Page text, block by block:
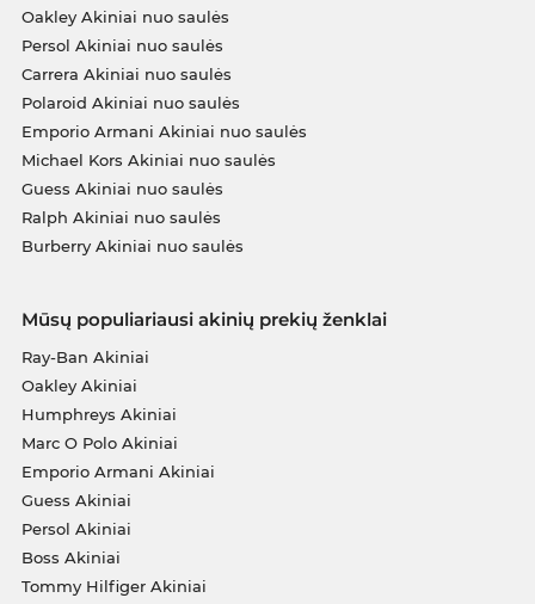
Oakley Akiniai nuo saulės
Persol Akiniai nuo saulės
Carrera Akiniai nuo saulės
Polaroid Akiniai nuo saulės
Emporio Armani Akiniai nuo saulės
Michael Kors Akiniai nuo saulės
Guess Akiniai nuo saulės
Ralph Akiniai nuo saulės
Burberry Akiniai nuo saulės
Mūsų populiariausi akinių prekių ženklai
Ray-Ban Akiniai
Oakley Akiniai
Humphreys Akiniai
Marc O Polo Akiniai
Emporio Armani Akiniai
Guess Akiniai
Persol Akiniai
Boss Akiniai
Tommy Hilfiger Akiniai